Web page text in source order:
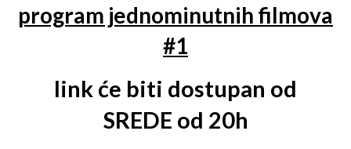
program jednominutnih filmova
#1
link će biti dostupan od
SREDE od 20h